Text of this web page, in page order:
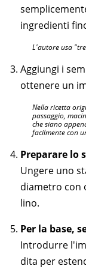
ingredienti
L'autore usa
Aggiungi i
ottenere un
Nella ricetta
passaggio,
che siano
facilmente con
Preparare lo
Ungere uno
diametro con
lino.
Per la base,
Introdurre
dita per